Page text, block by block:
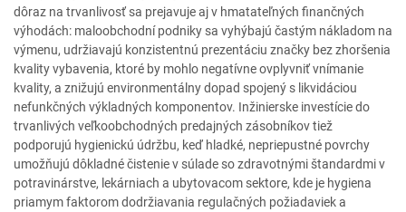
dôraz na trvanlivosť sa prejavuje aj v hmatateľných finančných
výhodách: maloobchodní podniky sa vyhýbajú častým nákladom na
výmenu, udržiavajú konzistentnú prezentáciu značky bez zhoršenia
kvality vybavenia, ktoré by mohlo negatívne ovplyvniť vnímanie
kvality, a znižujú environmentálny dopad spojený s likvidáciou
nefunkčných výkladných komponentov. Inžinierske investície do
trvanlivých veľkoobchodných predajných zásobníkov tiež
podporujú hygienickú údržbu, keď hladké, nepriepustné povrchy
umožňujú dôkladné čistenie v súlade so zdravotnými štandardmi v
potravinárstve, lekárniach a ubytovacom sektore, kde je hygiena
priamym faktorom dodržiavania regulačných požiadaviek a